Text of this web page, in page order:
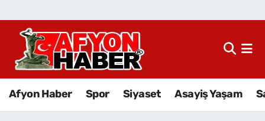
Afyon Haber Spor Siyaset Asayiş Yaşam
Afyon Haber